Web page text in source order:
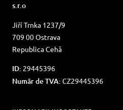
s.r.o
Jiří Trnka 1237/9
709 00 Ostrava
Republica Cehă
ID: 29445396
Număr de TVA: CZ29445396